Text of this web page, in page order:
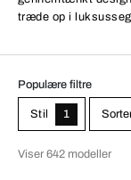
træde op i
Populære filtre
Stil 1
Viser 642 modeller